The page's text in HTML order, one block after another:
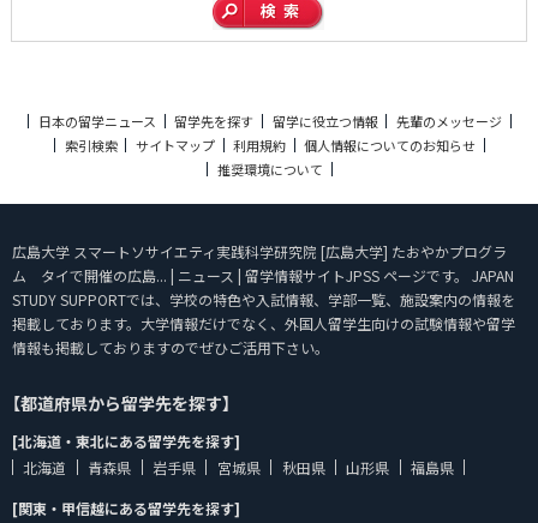
日本の留学ニュース 留学先を探す 留学に役立つ情報
先輩のメッセージ
索引検索
サイトマップ 利用規約
個人情報についてのお知らせ
推奨環境について
広島大学 スマートソサイエティ実践科学研究院 [広島大学] たおやかプログラ
ム タイで開催の広島... | ニュース | 留学情報サイトJPSS ページです。 JAPAN
STUDY SUPPORTでは、学校の特色や入試情報、学部一覧、施設案内の情報を
掲載しております。大学情報だけでなく、外国人留学生向けの試験情報や留学
情報も掲載しておりますのでぜひご活用下さい。
【都道府県から留学先を探す】
[北海道・東北にある留学先を探す]
北海道
青森県 岩手県 宮城県 秋田県 山形県
福島県
[関東・甲信越にある留学先を探す]